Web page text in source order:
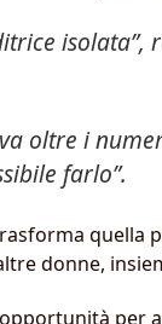
oltre i
farlo”.
donne,
per